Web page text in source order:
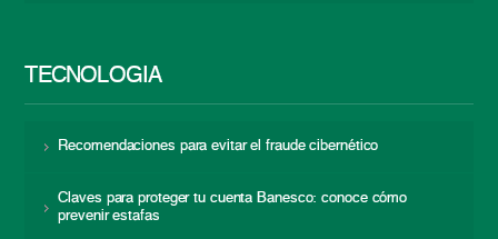
TECNOLOGÍA
Recomendaciones para evitar el fraude cibernético
Claves para proteger tu cuenta Banesco: conoce cómo
prevenir estafas